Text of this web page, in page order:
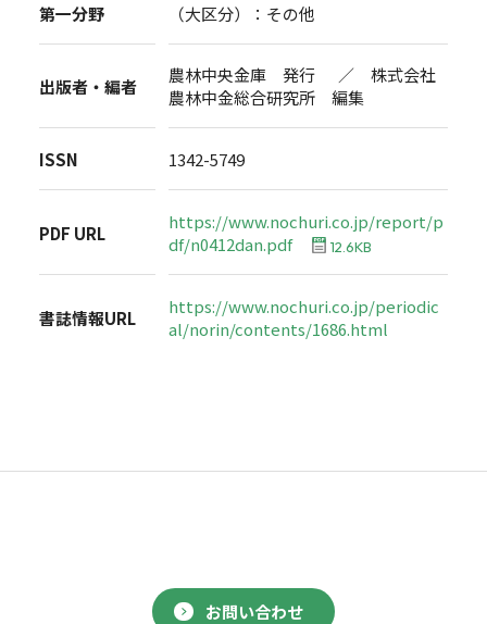
第一分野 （大区分）：その他
出版者・編者
農林中央金庫 発行 ／ 株式会社
農林中金総合研究所 編集
ISSN 1342-5749
PDF URL
https://www.nochuri.co.jp/report/p
df/n0412dan.pdf
12.6KB
書誌情報URL
https://www.nochuri.co.jp/periodic
al/norin/contents/1686.html
お問い合わせ